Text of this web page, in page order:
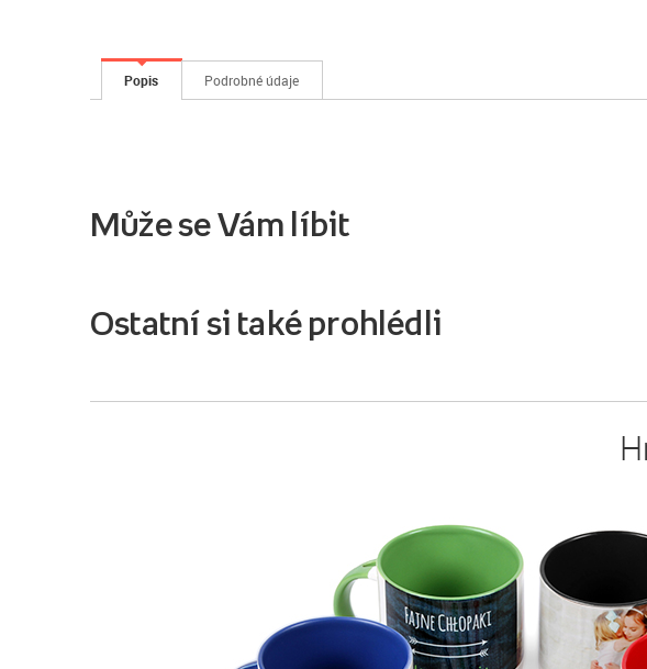
Popis Podrobné údaje
Může se Vám líbit
Ostatní si také prohlédli